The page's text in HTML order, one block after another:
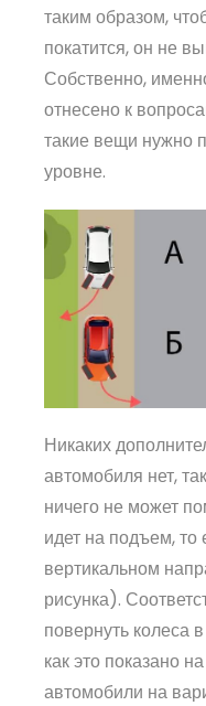
таким образом,
покатится, он не
Собственно,
отнесено к
такие вещи нужно
уровне.
Никаких
автомобиля нет,
ничего не может
идет на подъем, то
вертикальном
рисунка).
повернуть колеса
как это показано
автомобили на